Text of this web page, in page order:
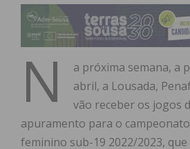
N
a próxima semana, a
abril, a Lousada,
vão receber os jogos
apuramento para o
feminino sub-19 2022/2023,